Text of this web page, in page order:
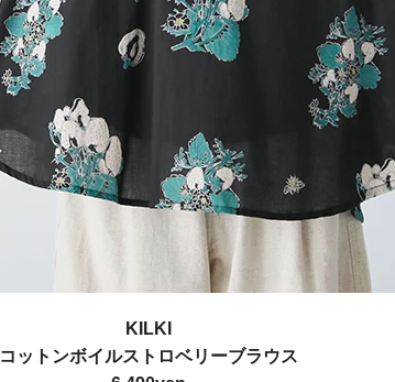
KILKI
コットンボイルストロベリーブラウス